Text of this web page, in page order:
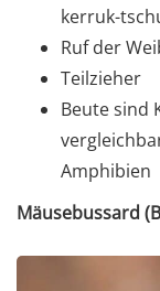
kerruk-
Ruf der
Teilzieher
Beute sind
Amphibien
Mäusebussard